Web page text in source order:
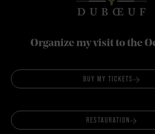
Organize my visit to the
BUY MY TICKETS
RESTAURATION